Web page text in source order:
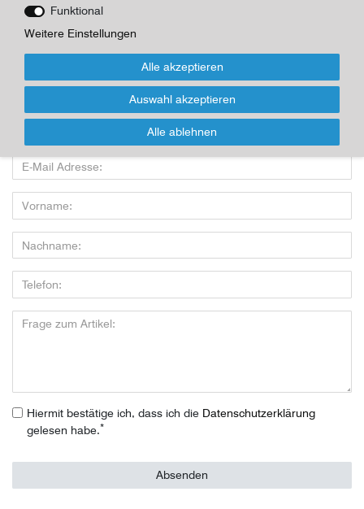
Inhalt1 Stück
Für Infos zum Artikel oder Kauf, bitte Formular
nutzen!
Wenn Sie den Artikel kaufen möchten, dann bitte das Formular
Hiermit bestätige ich, dass ich die Daten­schutz­erklärung
gelesen habe.*
Absenden
Funktional
Weitere Einstellungen
Alle akzeptieren
Auswahl akzeptieren
Alle ablehnen